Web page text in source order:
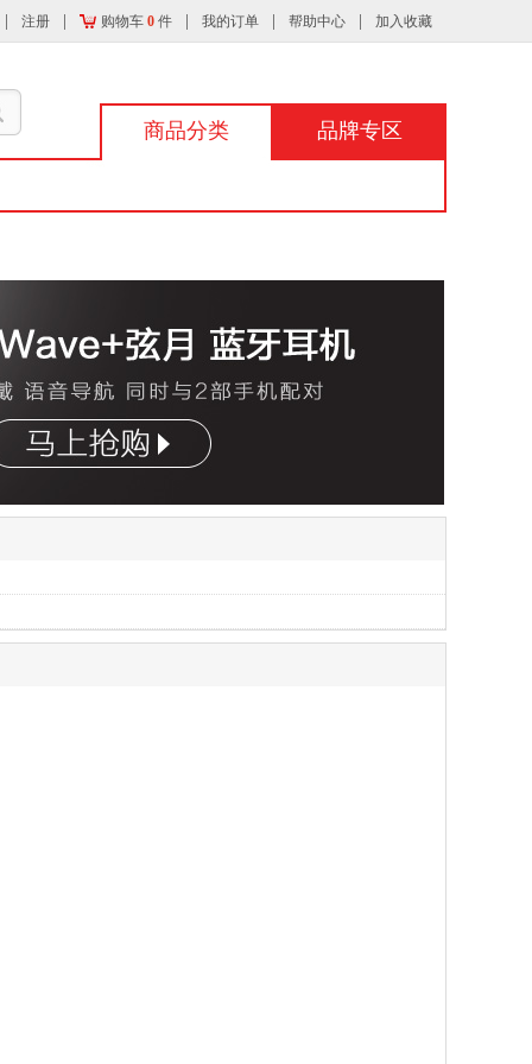
注册 购物车 0 件 我的订单 帮助中心 加入收藏
品牌专区
商品分类